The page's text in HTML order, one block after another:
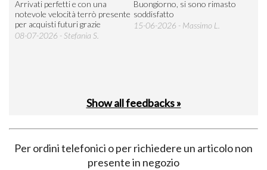
Arrivati perfetti e con una
notevole velocità terrò presente
per acquisti futuri grazie
08-07-2026 - Stefania S.
Buongiorno, si sono rimasto
soddisfatto
15-06-2026 - Massimo L.
Show all feedbacks »
Per ordini telefonici o per richiedere un articolo non
presente in negozio